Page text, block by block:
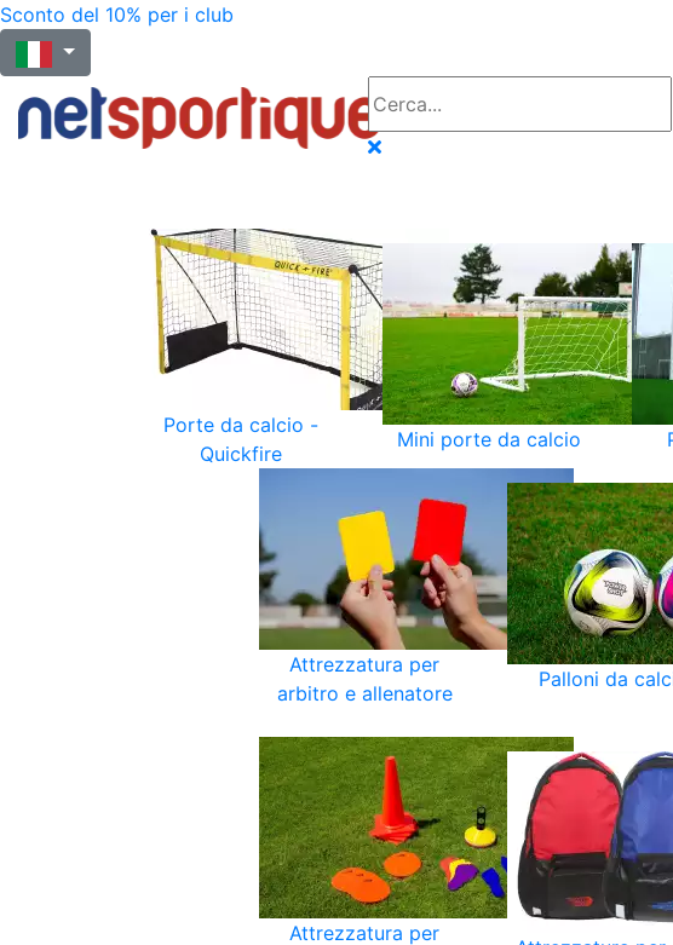
Sconto del 10% per i club
Porte da calcio -
Quickfire
Mini porte da calcio
Attrezzatura per
arbitro e allenatore
Palloni da
Attrezzatura per